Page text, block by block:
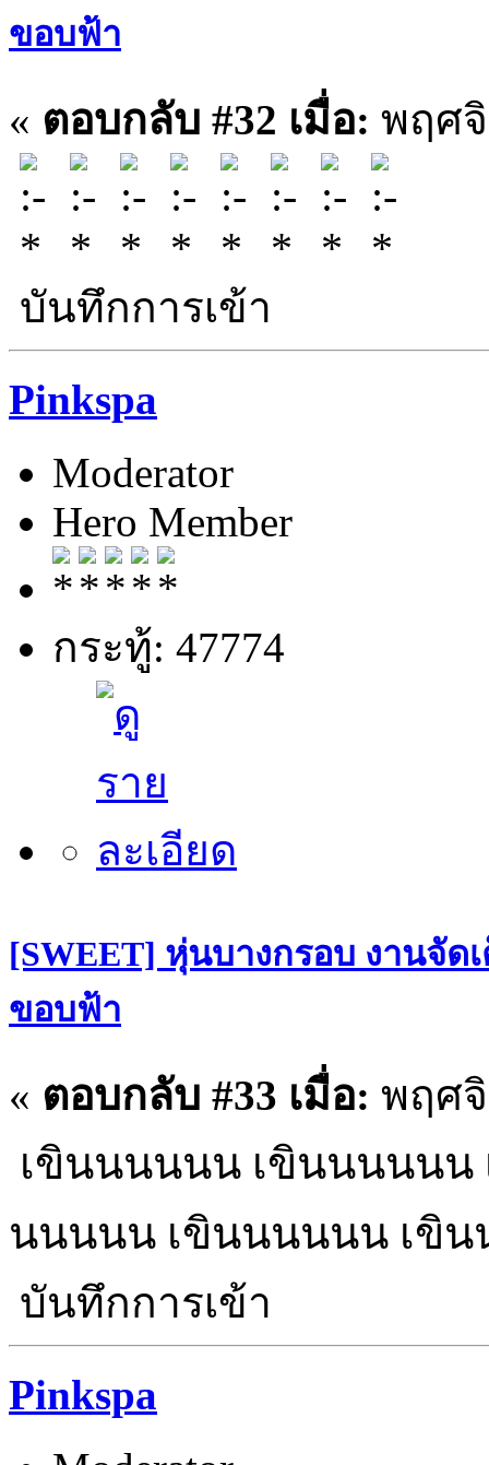
ขอบฟ้า
« ตอบกลับ #32 เมื่อ: พฤศจิ
บันทึกการเข้า
Pinkspa
Moderator
Hero Member
กระทู้: 47774
[SWEET] หุ่นบางกรอบ งานจัด
ขอบฟ้า
« ตอบกลับ #33 เมื่อ: พฤศจิ
เขินนนนนน เขินนนนน
นนนนน เขินนนนนน เขิ
บันทึกการเข้า
Pinkspa